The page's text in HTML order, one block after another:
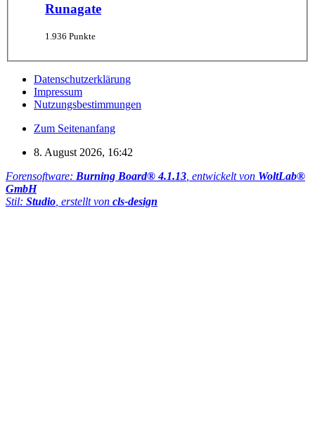
Runagate
1.936 Punkte
Datenschutzerklärung
Impressum
Nutzungsbestimmungen
Zum Seitenanfang
8. August 2026, 16:42
Forensoftware: Burning Board® 4.1.13 , entwickelt von WoltLab®
GmbH
Stil: Studio , erstellt von cls-design